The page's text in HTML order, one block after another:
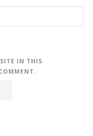
IN THIS